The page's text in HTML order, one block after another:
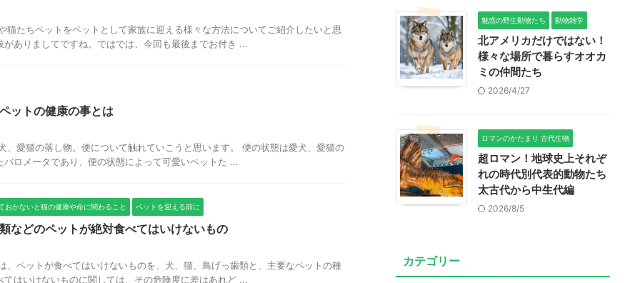
猫たちペットをペットとして家族に迎える様々な方法についてご紹介したいと思
ありましてですね。ではでは、今回も最後までお付き ...
ットの健康の事とは
、愛猫の落し物。便について触れていこうと思います。 便の状態は愛犬、愛猫の
ロメータであり、便の状態によって可愛いペットた ...
おかないと猫の健康や命に関わること ペットを迎える前に
などのペットが絶対食べてはいけないもの
、ペットが食べてはいけないものを、犬、猫、鳥げっ歯類と、主要なペットの種
はいけないものに関しては、その危険度に差はあれど ...
魅惑の野生動物たち 動物雑学
北アメリカだけではない！
様々な場所で暮らすオオカ
ミの仲間たち
2026/4/27
ロマンのかたまり 古代生物
超ロマン！地球史上それぞ
れの時代別代表的動物たち
太古代から中生代編
2026/8/5
カテゴリー